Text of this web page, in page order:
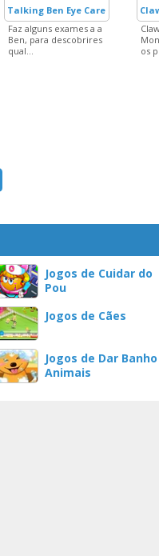
BFFs
Talking Ben Eye Care
Faz alguns exames a a
Ben, para descobrires
qual...
os
Jogos de Cuidar do
Pou
Jogos de Cães
Jogos de Dar
Animais